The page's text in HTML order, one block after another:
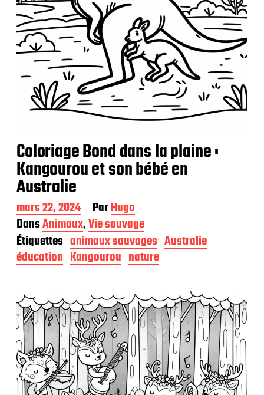
Coloriage Bond dans la plaine :
Kangourou et son bébé en
Australie
D
a
t
e
d
e
b
l
i
c
a
t
i
o
mars 22, 2024 ParHugo
DansAnimaux,Vie sauvage
Étiquettes animaux sauvages Australie
éducation Kangourou nature